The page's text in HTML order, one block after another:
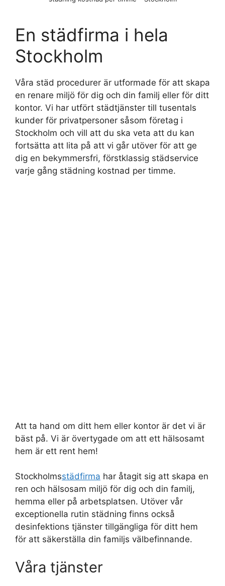
En städfirma i hela
Stockholm
Våra städ procedurer är utformade för att skapa
en renare miljö för dig och din familj eller för ditt
kontor. Vi har utfört städtjänster till tusentals
kunder för privatpersoner såsom företag i
Stockholm och vill att du ska veta att du kan
fortsätta att lita på att vi går utöver för att ge
dig en bekymmersfri, förstklassig städservice
varje gång städning kostnad per timme.
Att ta hand om ditt hem eller kontor är det vi är
bäst på. Vi är övertygade om att ett hälsosamt
hem är ett rent hem!
Stockholmsstädfirma har åtagit sig att skapa en
ren och hälsosam miljö för dig och din familj,
hemma eller på arbetsplatsen. Utöver vår
exceptionella rutin städning finns också
desinfektions tjänster tillgängliga för ditt hem
för att säkerställa din familjs välbefinnande.
Våra tjänster